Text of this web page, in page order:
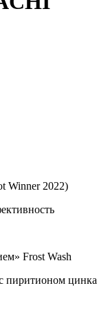
Winner 2022)
Frost Wash
пиритионом цинка